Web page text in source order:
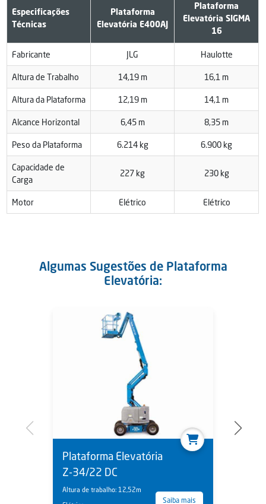
Especificações
Técnicas
Plataforma
Elevatória E400AJ
Plataforma
Elevatória SIGMA
16
Fabricante JLG Haulotte
Altura de Trabalho 14,19 m 16,1 m
Altura da Plataforma 12,19 m 14,1 m
Alcance Horizontal 6,45 m 8,35 m
Peso da Plataforma 6.214 kg 6.900 kg
Capacidade de
Carga
227 kg 230 kg
Motor Elétrico Elétrico
Algumas Sugestões de Plataforma
Elevatória:
Plataforma Elevatória
Z-34/22 DC
Altura de trabalho: 12,52m
Saiba mais